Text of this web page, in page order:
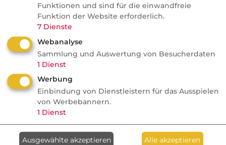
Personalien bringen mehr Klicks als
fundierte Analysen. Redakteure verraten
im Podcast, wie exklusive Meldungen
entstehen und was Pressemitteilungen
wirklich verraten.
Na sowas!
Stiftung Warentest
Funktionen und sind für die einwandfreie
Funktion der Website erforderlich.
7 Dienste
Webanalyse
Sammlung und Auswertung von Besucherdaten
1 Dienst
Werbung
Einbindung von Dienstleistern für das Ausspielen
von Werbebannern.
1 Dienst
Ausgewählte akzeptieren Alle akzeptieren